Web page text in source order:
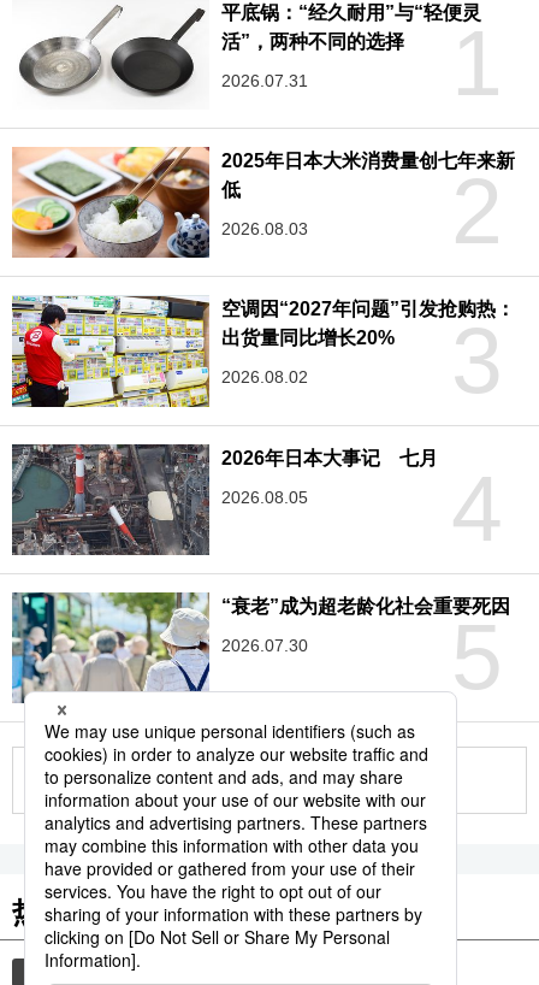
1
平底锅：“经久耐用”与“轻便灵
活”，两种不同的选择
2026.07.31
2
2025年日本大米消费量创七年来新
低
2026.08.03
3
空调因“2027年问题”引发抢购热：
出货量同比增长20%
2026.08.02
4
2026年日本大事记 七月
2026.08.05
5
“衰老”成为超老龄化社会重要死因
2026.07.30
更多
热门关键词
时事社新闻